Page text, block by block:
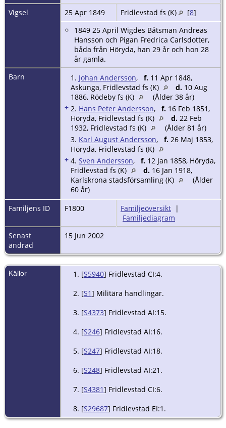
Vigsel
25 Apr 1849 Fridlevstad fs (K) [8]
1849 25 April Wigdes Båtsman Andreas
Hansson och Pigan Fredrica Carlsdotter,
båda från Höryda, han 29 år och hon 28
år gamla.
Barn
1. Johan Andersson, f. 11 Apr 1848,
Askunga, Fridlevstad fs (K)
d. 10 Aug
1886, Rödeby fs (K)
(Ålder 38 år)
+ 2. Hans Peter Andersson, f. 16 Feb 1851,
Höryda, Fridlevstad fs (K)
d. 22 Feb
1932, Fridlevstad fs (K)
(Ålder 81 år)
3. Karl August Andersson, f. 26 Maj 1853,
Höryda, Fridlevstad fs (K)
+ 4. Sven Andersson, f. 12 Jan 1858, Höryda,
Fridlevstad fs (K)
d. 16 Jan 1918,
Karlskrona stadsförsamling (K)
(Ålder
60 år)
Familjens ID
F1800 Familjeöversikt |
Familjediagram
Senast
ändrad
15 Jun 2002
Källor [S5940] Fridlevstad CI:4.
[S1] Militära handlingar.
[S4373] Fridlevstad AI:15.
[S246] Fridlevstad AI:16.
[S247] Fridlevstad AI:18.
[S248] Fridlevstad AI:21.
[S4381] Fridlevstad CI:6.
[S29687] Fridlevstad EI:1.